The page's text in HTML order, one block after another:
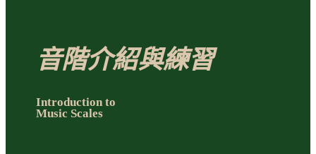
音階介紹與練習
Introduction to
Music Scales